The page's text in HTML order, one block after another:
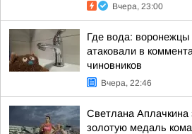
Вчера, 23:00
Где вода: воронежцы
атаковали в
чиновников
Вчера, 22:46
Светлана Аплачкина
золотую медаль